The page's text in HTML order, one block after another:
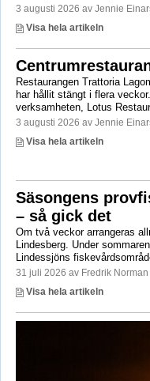
3 augusti 2026 av Jennie
Visa hela artikeln
Restaurangen Trattoria
har hållit stängt i flera
verksamheten, Lotus
3 augusti 2026 av Jennie
Visa hela artikeln
Säsongens
– så gick det
Om två veckor arrangeras
Lindesberg. Under
Lindessjöns
31 juli 2026 av Fredrik Norman
Visa hela artikeln